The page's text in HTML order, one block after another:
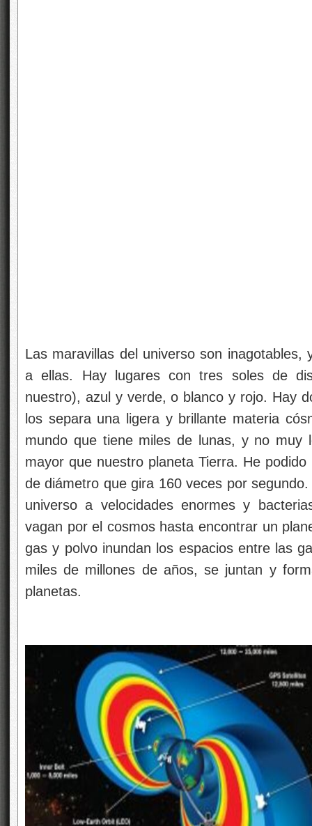
Las maravillas del universo son
a ellas. Hay lugares con tres soles de
nuestro), azul y verde, o blanco y rojo. Hay
los separa una ligera y brillante materia
mundo que tiene miles de lunas, y no
mayor que nuestro planeta Tierra. He
de diámetro que gira 160 veces por
universo a velocidades enormes y
vagan por el cosmos hasta encontrar un
gas y polvo inundan los espacios entre las
miles de millones de años, se juntan y
planetas.